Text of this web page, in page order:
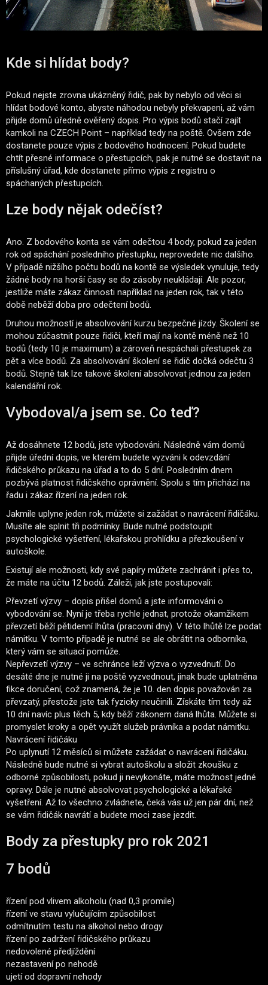
Kde si hlídat body?
Pokud nejste zrovna ukázněný řidič, pak by nebylo od věci si
hlídat bodové konto, abyste náhodou nebyly překvapeni, až vám
přijde domů úředně ověřený dopis. Pro výpis bodů stačí zajít
kamkoli na CZECH Point – například tedy na poště. Ovšem zde
dostanete pouze výpis z bodového hodnocení. Pokud budete
chtít přesné informace o přestupcích, pak je nutné se dostavit na
příslušný úřad, kde dostanete přímo výpis z registru o
spáchaných přestupcích.
Lze body nějak odečíst?
Ano. Z bodového konta se vám odečtou 4 body, pokud za jeden
rok od spáchání posledního přestupku, neprovedete nic dalšího.
V případě nižšího počtu bodů na kontě se výsledek vynuluje, tedy
žádné body na horší časy se do zásoby neukládají. Ale pozor,
jestliže máte zákaz činnosti například na jeden rok, tak v této
době neběží doba pro odečtení bodů.
Druhou možností je absolvování kurzu bezpečné jízdy. Školení se
mohou zúčastnit pouze řidiči, kteří mají na kontě méně než 10
bodů (tedy 10 je maximum) a zároveň nespáchali přestupek za
pět a více bodů. Za absolvování školení se řidič dočká odečtu 3
bodů. Stejně tak lze takové školení absolvovat jednou za jeden
kalendářní rok.
Vybodoval/a jsem se. Co teď?
Až dosáhnete 12 bodů, jste vybodováni. Následně vám domů
přijde úřední dopis, ve kterém budete vyzváni k odevzdání
řidičského průkazu na úřad a to do 5 dní. Posledním dnem
pozbývá platnost řidičského oprávnění. Spolu s tím přichází na
řadu i zákaz řízení na jeden rok.
Jakmile uplyne jeden rok, můžete si zažádat o navrácení řidičáku.
Musíte ale splnit tři podmínky. Bude nutné podstoupit
psychologické vyšetření, lékařskou prohlídku a přezkoušení v
autoškole.
Existují ale možnosti, kdy své papíry můžete zachránit i přes to,
že máte na účtu 12 bodů. Záleží, jak jste postupovali:
Převzetí výzvy – dopis přišel domů a jste informováni o
vybodování se. Nyní je třeba rychle jednat, protože okamžikem
převzetí běží pětidenní lhůta (pracovní dny). V této lhůtě lze podat
námitku. V tomto případě je nutné se ale obrátit na odborníka,
který vám se situací pomůže.
Nepřevzetí výzvy – ve schránce leží výzva o vyzvednutí. Do
desáté dne je nutné ji na poště vyzvednout, jinak bude uplatněna
fikce doručení, což znamená, že je 10. den dopis považován za
převzatý, přestože jste tak fyzicky neučinili. Získáte tím tedy až
10 dní navíc plus těch 5, kdy běží zákonem daná lhůta. Můžete si
promyslet kroky a opět využít služeb právníka a podat námitku.
Navrácení řidičáku
Po uplynutí 12 měsíců si můžete zažádat o navrácení řidičáku.
Následně bude nutné si vybrat autoškolu a složit zkoušku z
odborné způsobilosti, pokud ji nevykonáte, máte možnost jedné
opravy. Dále je nutné absolvovat psychologické a lékařské
vyšetření. Až to všechno zvládnete, čeká vás už jen pár dní, než
se vám řidičák navrátí a budete moci zase jezdit.
Body za přestupky pro rok 2021
7 bodů
řízení pod vlivem alkoholu (nad 0,3 promile)
řízení ve stavu vylučujícím způsobilost
odmítnutím testu na alkohol nebo drogy
řízení po zadržení řidičského průkazu
nedovolené předjíždění
nezastavení po nehodě
ujetí od dopravní nehody